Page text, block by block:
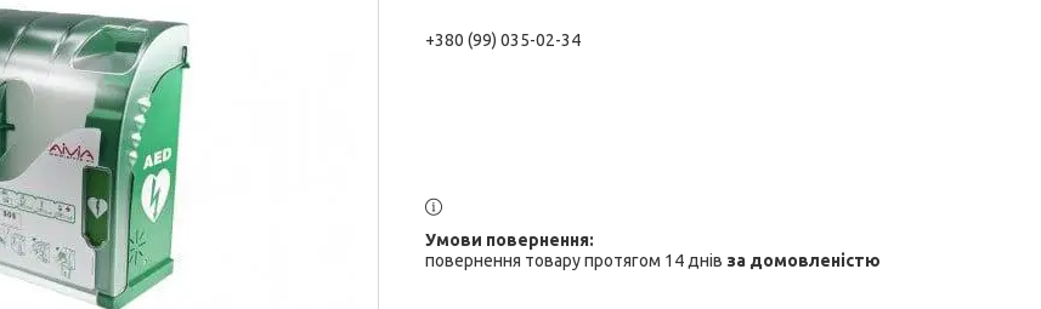
+380 (99) 035-02-34
повернення товару протягом 14 днів за домовленістю